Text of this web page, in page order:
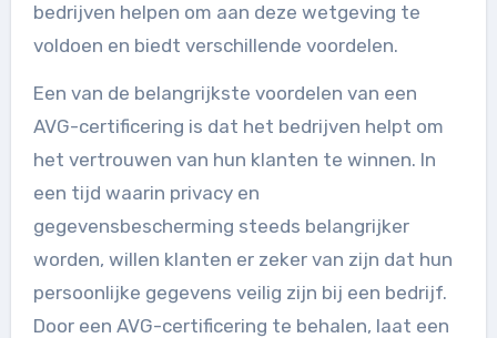
bedrijven helpen om aan deze wetgeving te
voldoen en biedt verschillende voordelen.
Een van de belangrijkste voordelen van een
AVG-certificering is dat het bedrijven helpt om
het vertrouwen van hun klanten te winnen. In
een tijd waarin privacy en
gegevensbescherming steeds belangrijker
worden, willen klanten er zeker van zijn dat hun
persoonlijke gegevens veilig zijn bij een bedrijf.
Door een AVG-certificering te behalen, laat een